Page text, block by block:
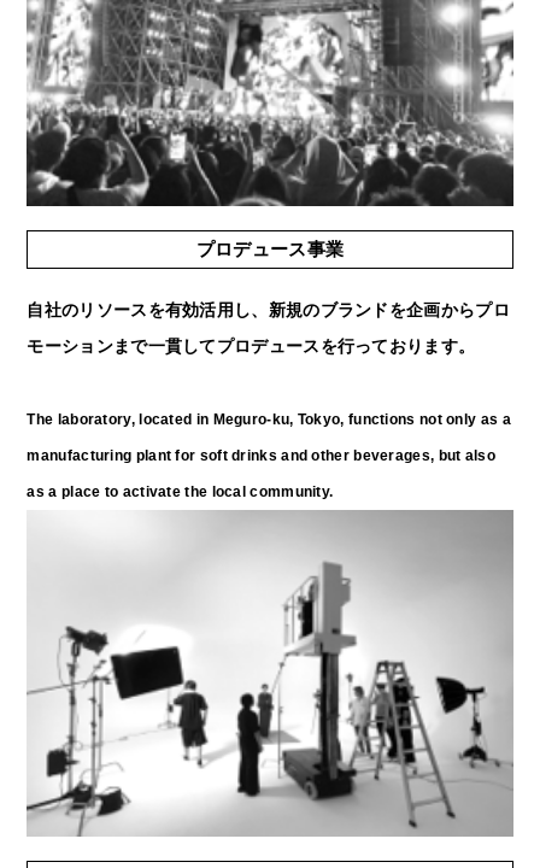
プロデュース事業
自社のリソースを有効活用し、新規のブランドを企画からプロ
モーションまで一貫してプロデュースを行っております。
The laboratory, located in Meguro-ku, Tokyo, functions not only as a
manufacturing plant for soft drinks and other beverages, but also
as a place to activate the local community.